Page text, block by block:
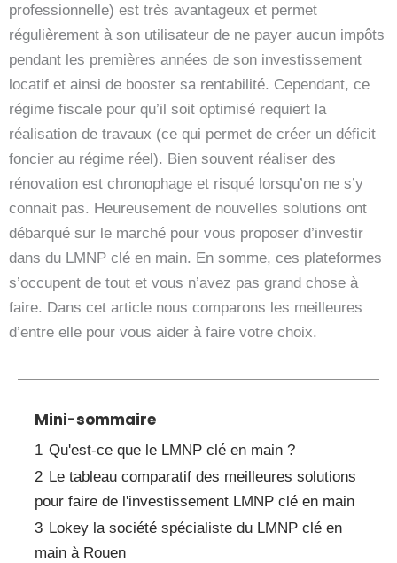
professionnelle) est très avantageux et permet
régulièrement à son utilisateur de ne payer aucun impôts
pendant les premières années de son investissement
locatif et ainsi de booster sa rentabilité. Cependant, ce
régime fiscale pour qu’il soit optimisé requiert la
réalisation de travaux (ce qui permet de créer un déficit
foncier au régime réel). Bien souvent réaliser des
rénovation est chronophage et risqué lorsqu’on ne s’y
connait pas. Heureusement de nouvelles solutions ont
débarqué sur le marché pour vous proposer d’investir
dans du LMNP clé en main. En somme, ces plateformes
s’occupent de tout et vous n’avez pas grand chose à
faire. Dans cet article nous comparons les meilleures
d’entre elle pour vous aider à faire votre choix.
Mini-sommaire
1 Qu'est-ce que le LMNP clé en main ?
2 Le tableau comparatif des meilleures solutions
pour faire de l'investissement LMNP clé en main
3 Lokey la société spécialiste du LMNP clé en
main à Rouen